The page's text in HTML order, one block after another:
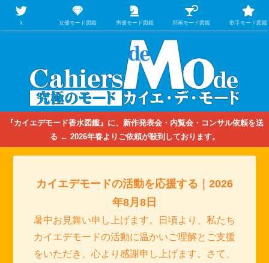
【映画/音楽の中のファッション＆香水】を徹底的に分析するファッション＆ア
パレル業界人のための学習サイト
『カイエデモード香水図鑑』に、新作発表会・内覧会・コンサル依頼を送
る ← 2026年春よりご依頼が殺到しております。
カイエデモードの活動を応援する｜2026
年8月8日
暑中お見舞い申し上げます。日頃より、私たち
カイエデモードの活動に温かいご理解とご支援
をいただき、心より感謝申し上げます。さて、
Ｘ 女優モード図鑑 男優モード図鑑 邦画モード図鑑 歌手モード図鑑